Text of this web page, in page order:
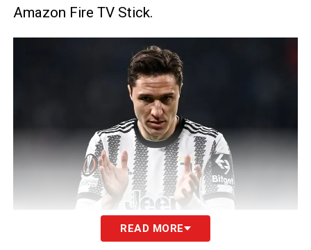
Amazon Fire TV Stick.
In virtù di un accordo fraDAZNe
READ MORE